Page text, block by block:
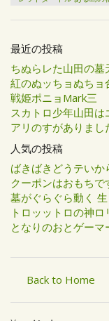
最近の投稿
ちぬらレた山田の墓
紅のぬッちョぬちョ
戦姫ポニョMark三
スカトロ少年山田
アリのすがありま
人気の投稿
ばきばきどうテいか
クーポンはおもちで
墓がぐらぐら動く
トロッットロの神
となりのおとゲーマ
Back to Home